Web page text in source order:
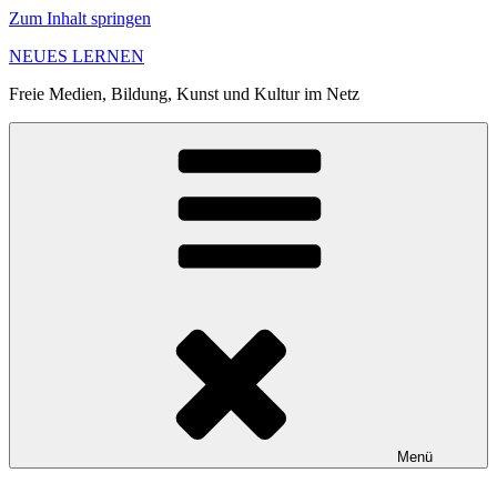
Zum Inhalt springen
NEUES LERNEN
Freie Medien, Bildung, Kunst und Kultur im Netz
Menü